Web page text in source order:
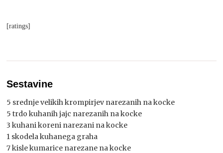
[ratings]
Sestavine
5 srednje velikih krompirjev narezanih na kocke
5 trdo kuhanih jajc narezanih na kocke
3 kuhani koreni narezani na kocke
1 skodela kuhanega graha
7 kisle kumarice narezane na kocke